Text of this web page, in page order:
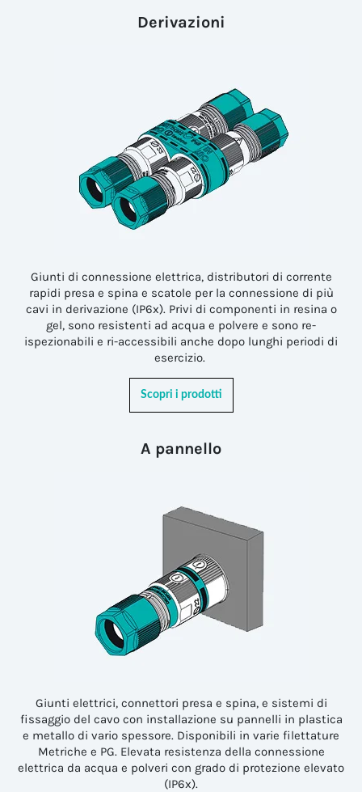
Derivazioni
Giunti di connessione elettrica, distributori di corrente
rapidi presa e spina e scatole per la connessione di più
cavi in derivazione (IP6x). Privi di componenti in resina o
gel, sono resistenti ad acqua e polvere e sono re-
ispezionabili e ri-accessibili anche dopo lunghi periodi di
esercizio.
Scopri i prodotti
A pannello
Giunti elettrici, connettori presa e spina, e sistemi di
fissaggio del cavo con installazione su pannelli in plastica
e metallo di vario spessore. Disponibili in varie filettature
Metriche e PG. Elevata resistenza della connessione
elettrica da acqua e polveri con grado di protezione elevato
(IP6x).